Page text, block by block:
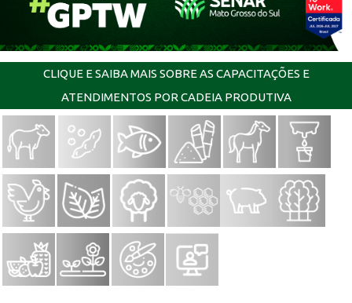
CLIQUE E SAIBA MAIS SOBRE AS CAPACITAÇÕES E
ATENDIMENTOS POR CADEIA PRODUTIVA